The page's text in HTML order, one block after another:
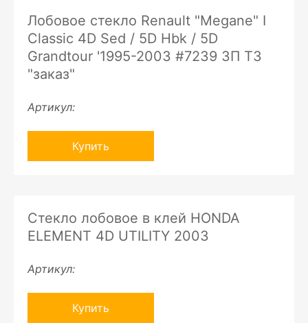
Лобовое стекло Renault "Megane" I
Classic 4D Sed / 5D Hbk / 5D
Grandtour '1995-2003 #7239 ЗП ТЗ
"заказ"
Артикул:
Купить
Стекло лобовое в клей HONDA
ELEMENT 4D UTILITY 2003
Артикул:
Купить